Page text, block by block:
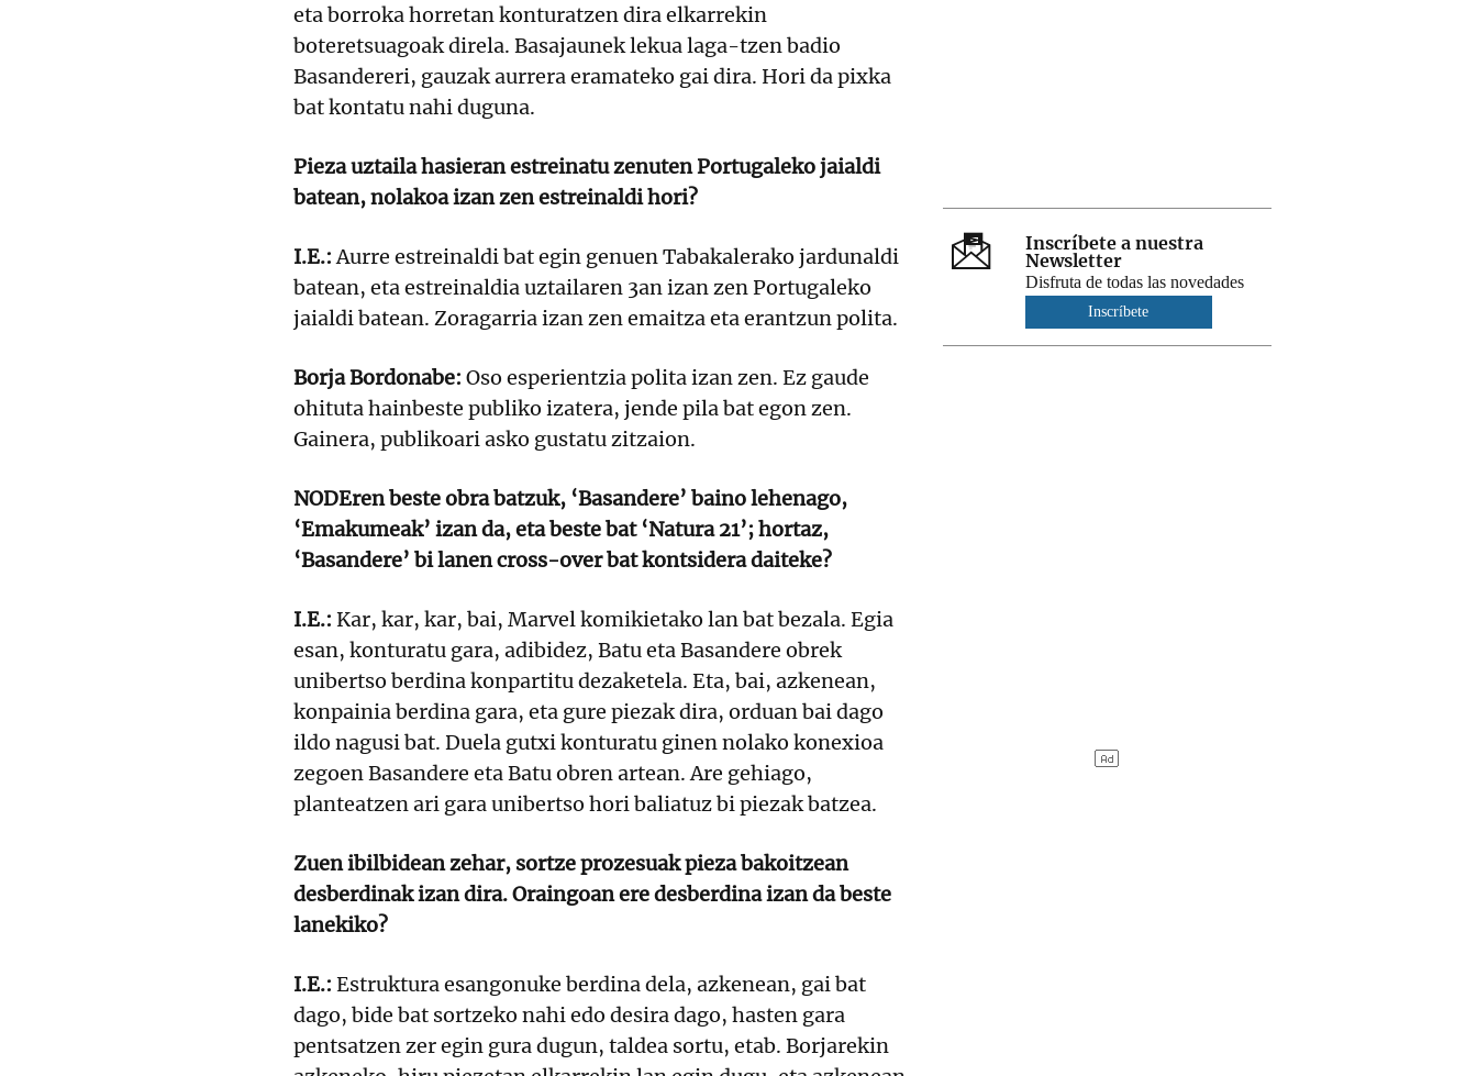
eta borroka horretan konturatzen dira elkarrekin
boteretsuagoak direla. Basajaunek lekua laga-tzen badio
Basandereri, gauzak aurrera eramateko gai dira. Hori da pixka
bat kontatu nahi duguna.
Pieza uztaila hasieran estreinatu zenuten Portugaleko jaialdi
batean, nolakoa izan zen estreinaldi hori?
I.E.:Aurre estreinaldi bat egin genuen Tabakalerako jardunaldi
batean, eta estreinaldia uztailaren 3an izan zen Portugaleko
jaialdi batean. Zoragarria izan zen emaitza eta erantzun polita.
Borja Bordonabe: Oso esperientzia polita izan zen. Ez gaude
ohituta hainbeste publiko izatera, jende pila bat egon zen.
Gainera, publikoari asko gustatu zitzaion.
NODEren beste obra batzuk, ‘Basandere’ baino lehenago,
‘Emakumeak’ izan da, eta beste bat ‘Natura 21’; hortaz,
‘Basandere’ bi lanen cross-over bat kontsidera daiteke?
I.E.: Kar, kar, kar, bai, Marvel komikietako lan bat bezala. Egia
esan, konturatu gara, adibidez, Batu eta Basandere obrek
unibertso berdina konpartitu dezaketela. Eta, bai, azkenean,
konpainia berdina gara, eta gure piezak dira, orduan bai dago
ildo nagusi bat. Duela gutxi konturatu ginen nolako konexioa
zegoen Basandere eta Batu obren artean. Are gehiago,
planteatzen ari gara unibertso hori baliatuz bi piezak batzea.
Zuen ibilbidean zehar, sortze prozesuak pieza bakoitzean
desberdinak izan dira. Oraingoan ere desberdina izan da beste
lanekiko?
I.E.: Estruktura esangonuke berdina dela, azkenean, gai bat
dago, bide bat sortzeko nahi edo desira dago, hasten gara
pentsatzen zer egin gura dugun, taldea sortu, etab. Borjarekin
Inscríbete a nuestra
Newsletter
Disfruta de todas las novedades
Inscríbete